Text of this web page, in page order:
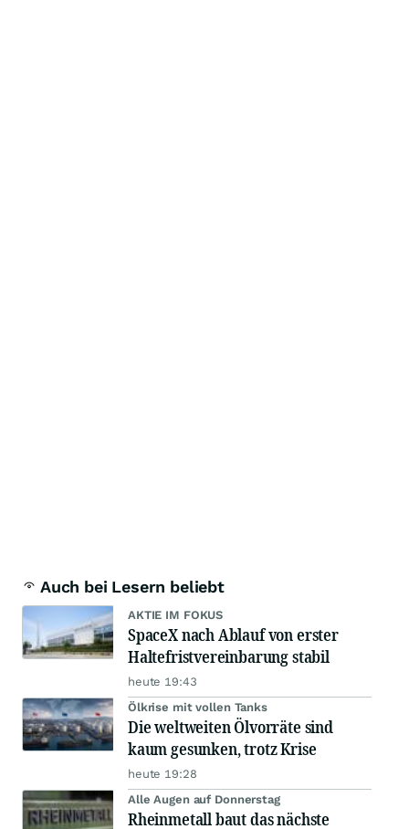
Auch bei Lesern beliebt
AKTIE IM FOKUS
SpaceX nach Ablauf von erster
Haltefristvereinbarung stabil
heute 19:43
Ölkrise mit vollen Tanks
Die weltweiten Ölvorräte sind
kaum gesunken, trotz Krise
heute 19:28
Alle Augen auf Donnerstag
Rheinmetall baut das nächste